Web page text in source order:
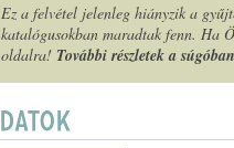
MŰFAJ:
Ez a felvétel jelenleg hiányzik a
katalógusokban maradtak fenn. Ha
oldalra! További részletek a súgóban